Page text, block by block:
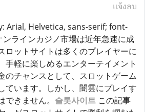
แจ้งลบ
Arial, Helvetica, sans-serif; font-
ラインカジノ市場は近年急速に成
ロットサイトは多くのプレイヤーに
手軽に楽しめるエンターテイメント
のチャンスとして、スロットゲーム
ています。しかし、闇雲にプレイす
きません。 슬롯사이트 この記事